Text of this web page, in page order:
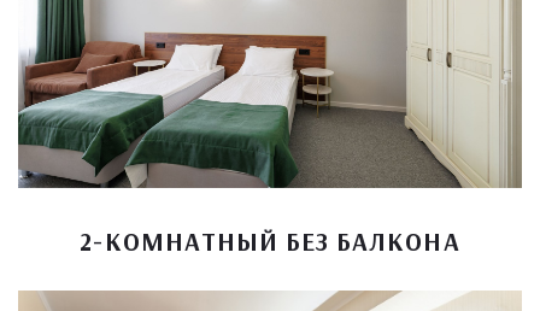
2-КОМНАТНЫЙ БЕЗ БАЛКОНА